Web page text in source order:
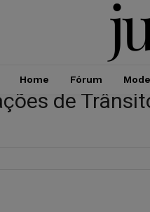
Home Fórum
de